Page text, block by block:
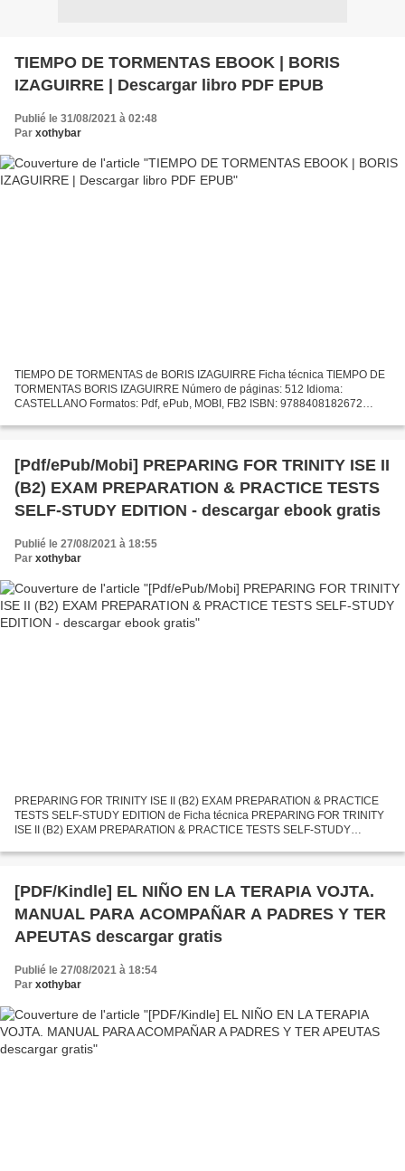
TIEMPO DE TORMENTAS EBOOK | BORIS
IZAGUIRRE | Descargar libro PDF EPUB
Publié le 31/08/2021 à 02:48
Par xothybar
TIEMPO DE TORMENTAS de BORIS IZAGUIRRE Ficha técnica TIEMPO DE
TORMENTAS BORIS IZAGUIRRE Número de páginas: 512 Idioma:
CASTELLANO Formatos: Pdf, ePub, MOBI, FB2 ISBN: 9788408182672
Descarga...
[Pdf/ePub/Mobi] PREPARING FOR TRINITY ISE II
(B2) EXAM PREPARATION & PRACTICE TESTS
SELF-STUDY EDITION - descargar ebook gratis
Publié le 27/08/2021 à 18:55
Par xothybar
PREPARING FOR TRINITY ISE II (B2) EXAM PREPARATION & PRACTICE
TESTS SELF-STUDY EDITION de Ficha técnica PREPARING FOR TRINITY
ISE II (B2) EXAM PREPARATION & PRACTICE TESTS SELF-STUDY
9781781643235...
[PDF/Kindle] EL NIÑO EN LA TERAPIA VOJTA.
MANUAL PARA ACOMPAÑAR A PADRES Y TER
APEUTAS descargar gratis
Publié le 27/08/2021 à 18:54
Par xothybar